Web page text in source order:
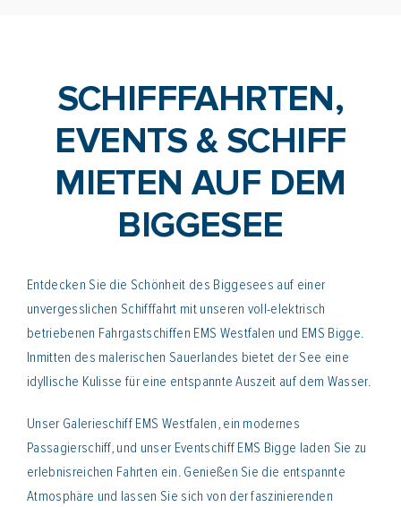
SCHIFFFAHRTEN,
EVENTS & SCHIFF
MIETEN AUF DEM
BIGGESEE
Entdecken Sie die Schönheit des Biggesees auf einer
unvergesslichen Schifffahrt mit unseren voll-elektrisch
betriebenen Fahrgastschiffen EMS Westfalen und EMS Bigge.
Inmitten des malerischen Sauerlandes bietet der See eine
idyllische Kulisse für eine entspannte Auszeit auf dem Wasser.
Unser Galerieschiff EMS Westfalen, ein modernes
Passagierschiff, und unser Eventschiff EMS Bigge laden Sie zu
erlebnisreichen Fahrten ein. Genießen Sie die entspannte
Atmosphäre und lassen Sie sich von der faszinierenden